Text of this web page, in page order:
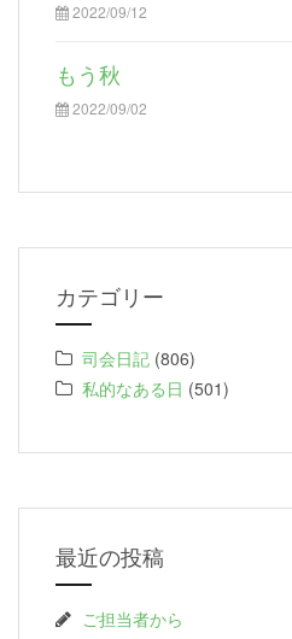
2022/09/12
もう秋
2022/09/02
カテゴリー
司会日記 (806)
私的なある日 (501)
最近の投稿
ご担当者から